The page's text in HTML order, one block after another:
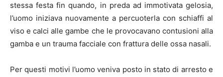
stessa festa fin quando, in preda ad immotivata gelosia,
l’uomo iniziava nuovamente a percuoterla con schiaffi al
viso e calci alle gambe che le provocavano contusioni alla
gamba e un trauma facciale con frattura delle ossa nasali.
Per questi motivi l’uomo veniva posto in stato di arresto e